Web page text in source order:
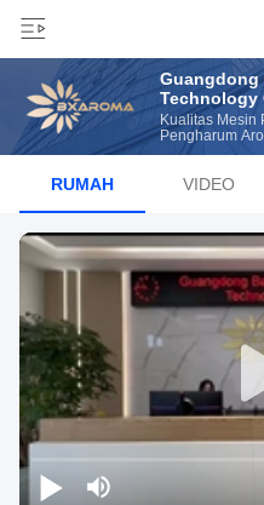
Guangdong
Technology
Kualitas Mesin
Pengharum
RUMAH VIDEO